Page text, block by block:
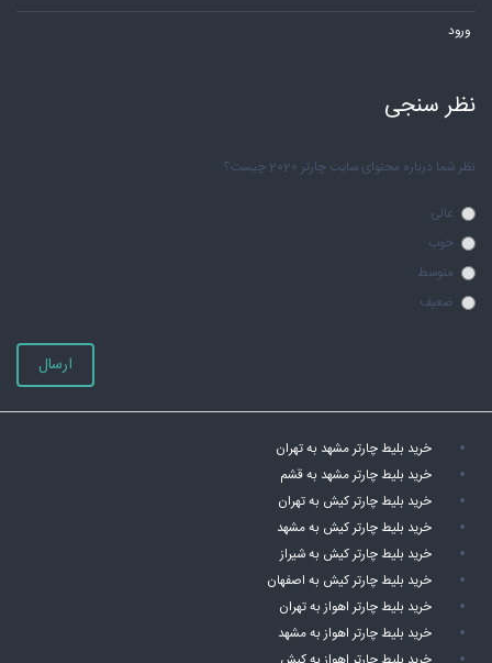
ورود
نظر سنجی
نظر شما درباره محتوای سایت چارتر 2020 چیست؟
عالی
خوب
متوسط
ضعیف
ارسال
خرید بلیط چارتر مشهد به تهران
خرید بلیط چارتر مشهد به قشم
خرید بلیط چارتر کیش به تهران
خرید بلیط چارتر کیش به مشهد
خرید بلیط چارتر کیش به شیراز
خرید بلیط چارتر کیش به اصفهان
خرید بلیط چارتر اهواز به تهران
خرید بلیط چارتر اهواز به مشهد